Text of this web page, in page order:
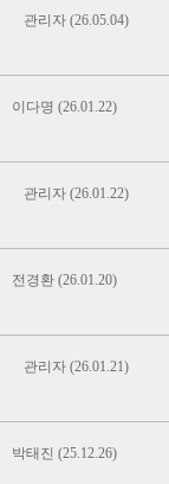
관리자 (26.05.04)
이다명 (26.01.22)
관리자 (26.01.22)
전경환 (26.01.20)
관리자 (26.01.21)
박태진 (25.12.26)